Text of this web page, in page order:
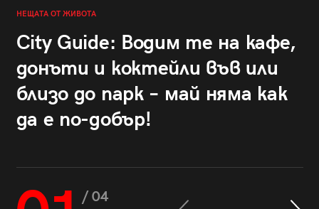
НЕЩАТА ОТ ЖИВОТА
City Guide: Водим те на кафе,
донъти и коктейли във или
близо до парк – май няма как
да е по-добър!
/ 04